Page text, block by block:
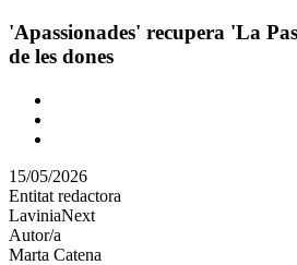
la
notícia
'Apassionades' recupera 'La
de les dones
Comparteix
altres
xarxes
socials
15/05/2026
Entitat redactora
LaviniaNext
Autor/a
Marta Catena